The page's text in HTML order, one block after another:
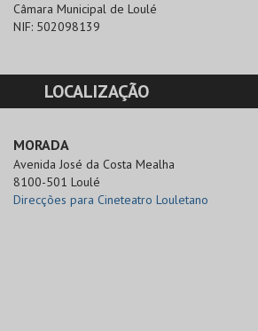
Câmara Municipal de Loulé
NIF: 502098139
LOCALIZAÇÃO
MORADA
Avenida José da Costa Mealha
8100-501 Loulé
Direcções para Cineteatro Louletano